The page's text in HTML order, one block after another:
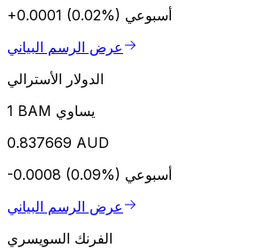
+0.0001 (0.02%) أسبوعي
عرض الرسم البياني
الدولار الأسترالي
1 BAM يساوي
0.837669 AUD
-0.0008 (0.09%) أسبوعي
عرض الرسم البياني
الفرنك السويسري